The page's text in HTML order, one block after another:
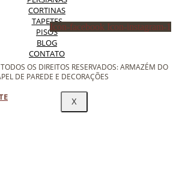
CORTINAS
TAPETES
PISOS
BLOG
CONTATO
X
Icon-facebook Icon-instagram-1
OS DIREITOS RESERVADOS: ARMAZÉM DO
DE PAREDE E DECORAÇÕES